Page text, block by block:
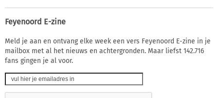
Feyenoord E-zine
Meld je aan en ontvang elke week een vers Feyenoord E-zine in je
mailbox met al het nieuws en achtergronden. Maar liefst 142.716
fans gingen je al voor.